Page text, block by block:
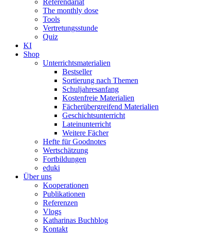
Referendariat
The monthly dose
Tools
Vertretungsstunde
Quiz
KI
Shop
Unterrichtsmaterialien
Bestseller
Sortierung nach Themen
Schuljahresanfang
Kostenfreie Materialien
Fächerübergreifend Materialien
Geschichtsunterricht
Lateinunterricht
Weitere Fächer
Hefte für Goodnotes
Wertschätzung
Fortbildungen
eduki
Über uns
Kooperationen
Publikationen
Referenzen
Vlogs
Katharinas Buchblog
Kontakt